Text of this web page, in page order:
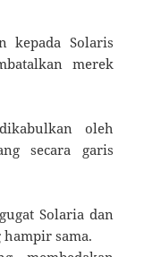
kepada Solaris
merek
oleh
secara garis
Solaria dan
sama.